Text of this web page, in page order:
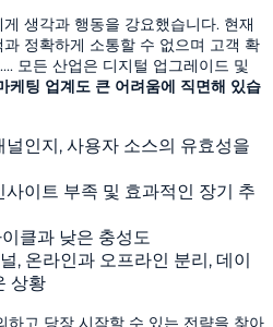
생각과 행동을 강요했습니다. 현재
정확하게 소통할 수 없으며 고객 확
모든 산업은 디지털 업그레이드 및
케팅 업계도 큰 어려움에 직면해 있습
인지, 사용자 소스의 유효성을
이트 부족 및 효과적인 장기 추
클과 낮은 충성도
, 온라인과 오프라인 분리, 데이
상황
하고 당장 시작할 수 있는 전략을 찾아